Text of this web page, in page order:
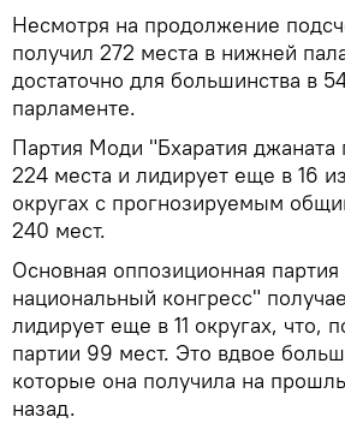
Несмотря на продолжение
получил 272 места в нижней
достаточно для большинства в
парламенте.
Партия Моди "Бхаратия джаната
224 места и лидирует еще в 16
округах с прогнозируемым
240 мест.
Основная оппозиционная
национальный конгресс"
лидирует еще в 11 округах, что,
партии 99 мест. Это вдвое
которые она получила на
назад.